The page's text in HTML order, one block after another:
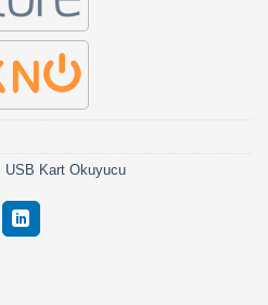
USB Kart Okuyucu